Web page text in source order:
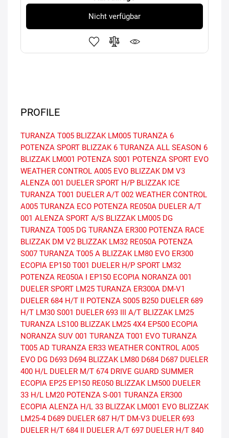
Nicht verfügbar
PROFILE
TURANZA T005 BLIZZAK LM005 TURANZA 6
POTENZA SPORT BLIZZAK 6 TURANZA ALL SEASON 6
BLIZZAK LM001 POTENZA S001 POTENZA SPORT EVO
WEATHER CONTROL A005 EVO BLIZZAK DM V3
ALENZA 001 DUELER SPORT H/P BLIZZAK ICE
TURANZA T001 DUELER A/T 002 WEATHER CONTROL
A005 TURANZA ECO POTENZA RE050A DUELER A/T
001 ALENZA SPORT A/S BLIZZAK LM005 DG
TURANZA T005 DG TURANZA ER300 POTENZA RACE
BLIZZAK DM V2 BLIZZAK LM32 RE050A POTENZA
S007 TURANZA T005 A BLIZZAK LM80 EVO ER300
ECOPIA EP150 T001 DUELER H/P SPORT LM32
POTENZA RE050A I
EP150 ECOPIA NORANZA 001
DUELER SPORT LM25 TURANZA ER300A DM-V1
DUELER 684 H/T II
POTENZA S005 B250 DUELER 689
H/T LM30 S001 DUELER 693 III A/T BLIZZAK LM25
TURANZA LS100 BLIZZAK LM25 4X4 EP500 ECOPIA
NORANZA SUV 001 TURANZA T001 EVO TURANZA
T005 AD TURANZA ER33 WEATHER CONTROL A005
EVO DG D693 D694 BLIZZAK LM80 D684 D687 DUELER
400 H/L DUELER M/T 674 DRIVE GUARD SUMMER
ECOPIA EP25 EP150 RE050 BLIZZAK LM500 DUELER
33 H/L LM20 POTENZA S-001 TURANZA ER300
ECOPIA ALENZA H/L 33 BLIZZAK LM001 EVO BLIZZAK
LM25-4 D689 DUELER 687 H/T DM-V3 DUELER 693
DUELER H/T 684 II
DUELER A/T 697 DUELER H/T 840